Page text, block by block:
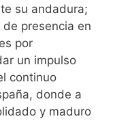
su andadura;
presencia en
por
un impulso
continuo
donde a
y maduro